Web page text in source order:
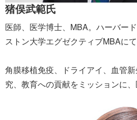
猪俣武範氏
医師、医学博士、MBA。ハーバー
ストン大学エグゼクティブMBAにて
角膜移植免疫、ドライアイ、血管
究、教育への貢献をミッションに、